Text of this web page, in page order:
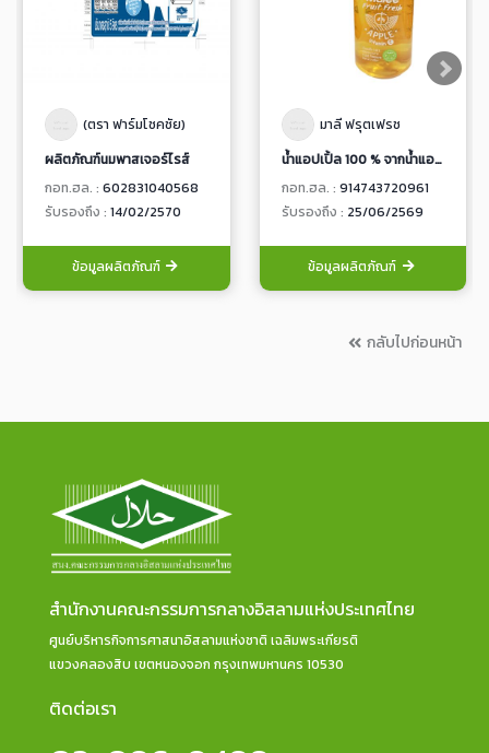
(ตรา ฟาร์มโชคชัย)
ผลิตภัณฑ์นมพาสเจอร์ไรส์
กอท.ฮล. : 602831040568
รับรองถึง : 14/02/2570
ข้อมูลผลิตภัณฑ์
มาลี ฟรุตเฟรช
น้ำแอปเปิ้ล 100 % จากน้ำแอปเปิ้ลเข้มข้น
กอท.ฮล. : 914743720961
รับรองถึง : 25/06/2569
ข้อมูลผลิตภัณฑ์
กลับไปก่อนหน้า
สำนักงานคณะกรรมการกลางอิสลามแห่งประเทศไทย
ศูนย์บริหารกิจการศาสนาอิสลามแห่งชาติ เฉลิมพระเกียรติ
แขวงคลองสิบ เขตหนองจอก กรุงเทพมหานคร 10530
ติดต่อเรา